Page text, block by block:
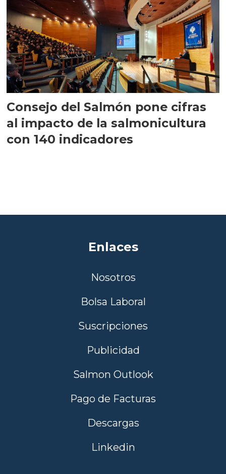
Consejo del Salmón pone cifras
al impacto de la salmonicultura
con 140 indicadores
Enlaces
Nosotros
Bolsa Laboral
Suscripciones
Publicidad
Salmon Outlook
Pago de Facturas
Descargas
Linkedin